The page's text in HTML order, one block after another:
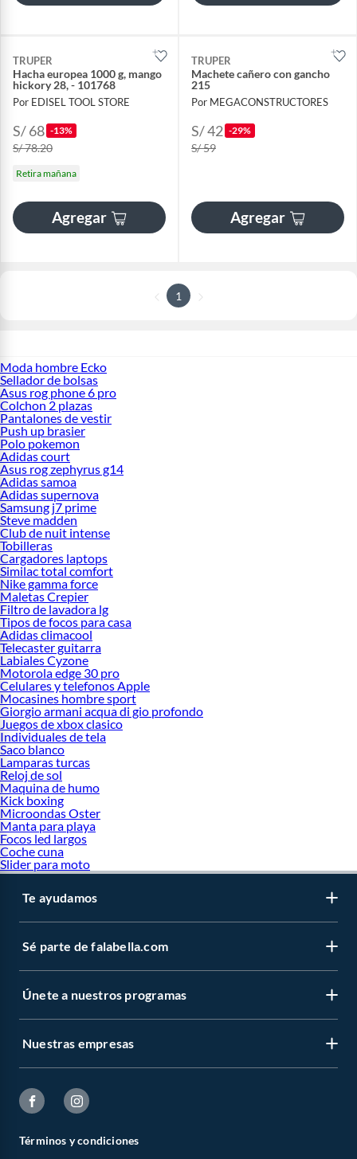
TRUPER
Hacha europea 1000 g, mango
hickory 28, - 101768
Por EDISEL TOOL STORE
S/ 68 -13%
S/ 78.20
Retira mañana
Agregar
TRUPER
Machete cañero con gancho
215
Por MEGACONSTRUCTORES
S/ 42 -29%
S/ 59
Agregar
1
Moda hombre Ecko
Sellador de bolsas
Asus rog phone 6 pro
Colchon 2 plazas
Pantalones de vestir
Push up brasier
Polo pokemon
Adidas court
Asus rog zephyrus g14
Adidas samoa
Adidas supernova
Samsung j7 prime
Steve madden
Club de nuit intense
Tobilleras
Cargadores laptops
Similac total comfort
Nike gamma force
Maletas Crepier
Filtro de lavadora lg
Tipos de focos para casa
Adidas climacool
Telecaster guitarra
Labiales Cyzone
Motorola edge 30 pro
Celulares y telefonos Apple
Mocasines hombre sport
Giorgio armani acqua di gio profondo
Juegos de xbox clasico
Individuales de tela
Saco blanco
Lamparas turcas
Reloj de sol
Maquina de humo
Kick boxing
Microondas Oster
Manta para playa
Focos led largos
Coche cuna
Slider para moto
Te ayudamos
Sé parte de falabella.com
Únete a nuestros programas
Nuestras empresas
Términos y condiciones